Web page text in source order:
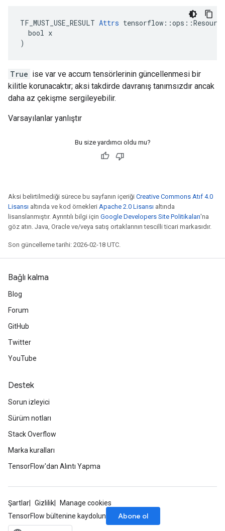
TF_MUST_USE_RESULT Attrs
  bool x
)
True ise var ve accum tensörlerinin güncellenmesi bir
kilitle korunacaktır; aksi takdirde davranış tanımsızdır ancak
daha az çekişme sergileyebilir.
Varsayılanlar yanlıştır
Bu size yardımcı oldu mu?
Aksi belirtilmediği sürece bu sayfanın içeriği Creative Commons Atıf 4.0
Lisansı altında ve kod örnekleri Apache 2.0 Lisansı altında
lisanslanmıştır. Ayrıntılı bilgi için Google Developers Site Politikaları'na
göz atın. Java, Oracle ve/veya satış ortaklarının tescilli ticari markasıdır.
Son güncelleme tarihi: 2026-02-18 UTC.
Bağlı kalma
Blog
Forum
GitHub
Twitter
YouTube
Destek
Sorun izleyici
Sürüm notları
Stack Overflow
Marka kuralları
TensorFlow'dan Alıntı Yapma
Şartlar Gizlilik
Manage cookies
TensorFlow bültenine kaydolun
Abone ol